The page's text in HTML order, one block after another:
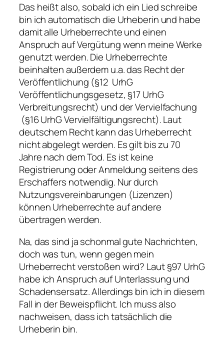
Das heißt also, sobald ich ein Lied schreibe
bin ich automatisch die Urheberin und habe
damit alle Urheberrechte und einen
Anspruch auf Vergütung wenn meine Werke
genutzt werden. Die Urheberrechte
beinhalten außerdem u.a. das Recht der
Veröffentlichung (§12 UrhG
Veröffentlichungsgesetz, §17 UrhG
Verbreitungsrecht) und der Vervielfachung
(§16 UrhG Vervielfältigungsrecht). Laut
deutschem Recht kann das Urheberrecht
nicht abgelegt werden. Es gilt bis zu 70
Jahre nach dem Tod. Es ist keine
Registrierung oder Anmeldung seitens des
Erschaffers notwendig. Nur durch
Nutzungsvereinbarungen (Lizenzen)
können Urheberrechte auf andere
übertragen werden.
Na, das sind ja schonmal gute Nachrichten,
doch was tun, wenn gegen mein
Urheberrecht verstoßen wird? Laut §97 UrhG
habe ich Anspruch auf Unterlassung und
Schadensersatz. Allerdings bin ich in diesem
Fall in der Beweispflicht. Ich muss also
nachweisen, dass ich tatsächlich die
Urheberin bin.